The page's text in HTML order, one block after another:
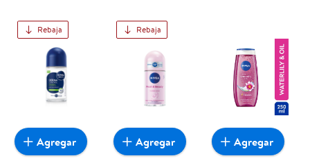
Rebaja
Agregar
Rebaja
Agregar Agregar